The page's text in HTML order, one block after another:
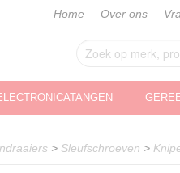
Home Over ons
> Sleufschroeven >